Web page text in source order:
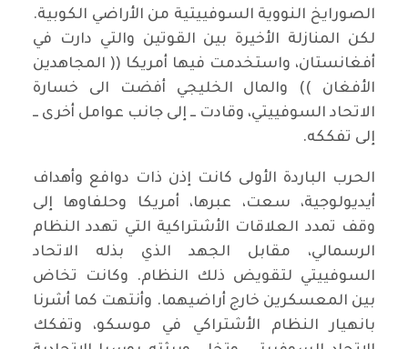
الصورايخ النووية السوفييتية من الأراضي الكوبية.
لكن المنازلة الأخيرة بين القوتين والتي دارت في
أفغانستان، واستخدمت فيها أمريكا (( المجاهدين
الأفغان )) والمال الخليجي أفضت الى خسارة
الاتحاد السوفييتي، وقادت ــ إلى جانب عوامل أخرى ــ
إلى تفككه.
الحرب الباردة الأولى كانت إذن ذات دوافع وأهداف
أيديولوجية، سعت، عبرها، أمريكا وحلفاوها إلى
وقف تمدد العلاقات الأشتراكية التي تهدد النظام
الرسمالي، مقابل الجهد الذي بذله الاتحاد
السوفييتي لتقويض ذلك النظام. وكانت تخاض
بين المعسكرين خارج أراضيهما. وأنتهت كما أشرنا
بانهيار النظام الأشتراكي في موسكو، وتفكك